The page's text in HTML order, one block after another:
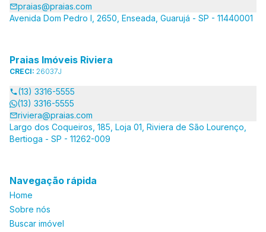
praias@praias.com
Avenida Dom Pedro I, 2650, Enseada, Guarujá - SP - 11440001
Praias Imóveis Riviera
CRECI: 26037J
(13) 3316-5555
(13) 3316-5555
riviera@praias.com
Largo dos Coqueiros, 185, Loja 01, Riviera de São Lourenço,
Bertioga - SP - 11262-009
Navegação rápida
Home
Sobre nós
Buscar imóvel